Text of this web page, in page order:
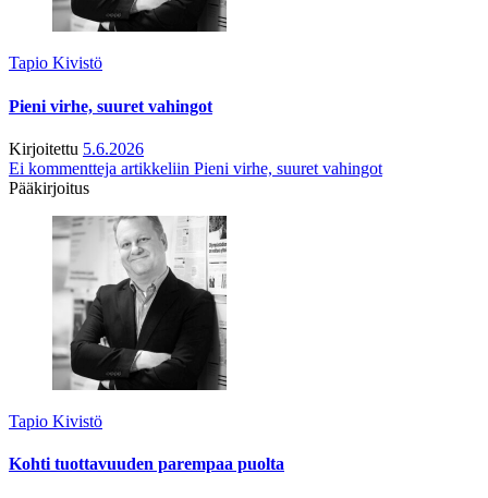
Tapio Kivistö
Pieni virhe, suuret vahingot
Kirjoitettu 5.6.2026
Ei kommentteja artikkeliin Pieni virhe, suuret vahingot
Pääkirjoitus
Tapio Kivistö
Kohti tuottavuuden parempaa puolta